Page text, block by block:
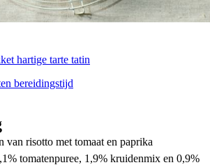
hartige tarte tatin
bereidingstijd
van risotto met tomaat en paprika
tomatenpuree, 1,9% kruidenmix en 0,9%